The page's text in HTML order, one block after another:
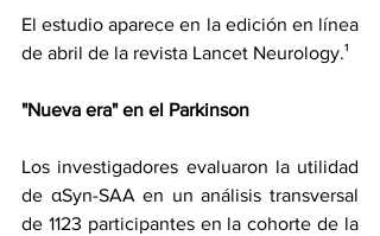
El estudio aparece en la edición en línea
de abril de la revista Lancet Neurology.¹
"Nueva era" en el Parkinson
Los investigadores evaluaron la utilidad
de αSyn-SAA en un análisis transversal
de 1123 participantes en la cohorte de la